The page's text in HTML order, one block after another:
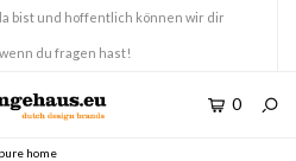
bist und hoffentlich können wir dir
du fragen hast!
0
home